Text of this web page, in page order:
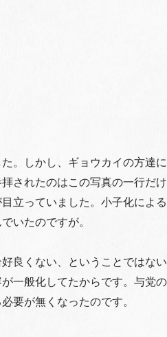
。しかし、ギョウカイの方達
されたのはこの写真の一行だ
立っていました。小子化によ
いたのですが。
良くない、ということではな
一般化してたからです。与党
要が無くなったのです。